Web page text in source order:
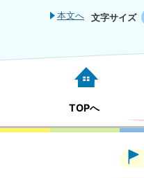
本文へ 文字サイズ
TOPへ